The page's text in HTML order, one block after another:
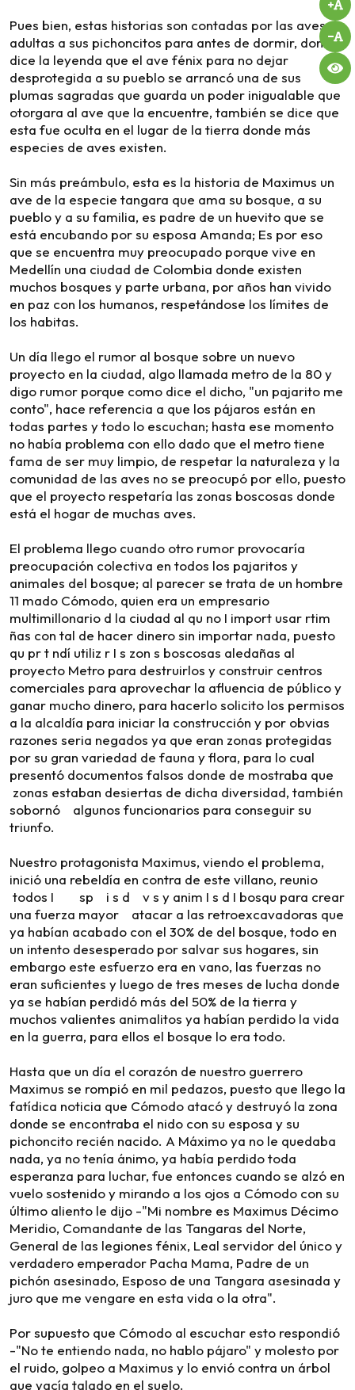
Pues bien, estas historias son contadas por las aves
adultas a sus pichoncitos para antes de dormir, donde
dice la leyenda que el ave fénix para no dejar
desprotegida a su pueblo se arrancó una de sus
plumas sagradas que guarda un poder inigualable que
otorgara al ave que la encuentre, también se dice que
esta fue oculta en el lugar de la tierra donde más
especies de aves existen.
Sin más preámbulo, esta es la historia de Maximus un
ave de la especie tangara que ama su bosque, a su
pueblo y a su familia, es padre de un huevito que se
está encubando por su esposa Amanda; Es por eso
que se encuentra muy preocupado porque vive en
Medellín una ciudad de Colombia donde existen
muchos bosques y parte urbana, por años han vivido
en paz con los humanos, respetándose los límites de
los habitas.
Un día llego el rumor al bosque sobre un nuevo
proyecto en la ciudad, algo llamada metro de la 80 y
digo rumor porque como dice el dicho, "un pajarito me
conto", hace referencia a que los pájaros están en
todas partes y todo lo escuchan; hasta ese momento
no había problema con ello dado que el metro tiene
fama de ser muy limpio, de respetar la naturaleza y la
comunidad de las aves no se preocupó por ello, puesto
que el proyecto respetaría las zonas boscosas donde
está el hogar de muchas aves.
El problema llego cuando otro rumor provocaría
preocupación colectiva en todos los pajaritos y
animales del bosque; al parecer se trata de un hombre
11 mado Cómodo, quien era un empresario
multimillonario d la ciudad al qu no I import usar rtim
ñas con tal de hacer dinero sin importar nada, puesto
qu pr t ndí utiliz r I s zon s boscosas aledañas al
proyecto Metro para destruirlos y construir centros
comerciales para aprovechar la afluencia de público y
ganar mucho dinero, para hacerlo solicito los permisos
a la alcaldía para iniciar la construcción y por obvias
razones seria negados ya que eran zonas protegidas
por su gran variedad de fauna y flora, para lo cual
presentó documentos falsos donde de mostraba que
zonas estaban desiertas de dicha diversidad, también
sobornó algunos funcionarios para conseguir su
triunfo.
Nuestro protagonista Maximus, viendo el problema,
inició una rebeldía en contra de este villano, reunio
todos I sp i s d v s y anim I s d I bosqu para crear
una fuerza mayor atacar a las retroexcavadoras que
ya habían acabado con el 30% de del bosque, todo en
un intento desesperado por salvar sus hogares, sin
embargo este esfuerzo era en vano, las fuerzas no
eran suficientes y luego de tres meses de lucha donde
ya se habían perdidó más del 50% de la tierra y
muchos valientes animalitos ya habían perdido la vida
en la guerra, para ellos el bosque lo era todo.
Hasta que un día el corazón de nuestro guerrero
Maximus se rompió en mil pedazos, puesto que llego la
fatídica noticia que Cómodo atacó y destruyó la zona
donde se encontraba el nido con su esposa y su
pichoncito recién nacido. A Máximo ya no le quedaba
nada, ya no tenía ánimo, ya había perdido toda
esperanza para luchar, fue entonces cuando se alzó en
vuelo sostenido y mirando a los ojos a Cómodo con su
último aliento le dijo -"Mi nombre es Maximus Décimo
Meridio, Comandante de las Tangaras del Norte,
General de las legiones fénix, Leal servidor del único y
verdadero emperador Pacha Mama, Padre de un
pichón asesinado, Esposo de una Tangara asesinada y
juro que me vengare en esta vida o la otra".
Por supuesto que Cómodo al escuchar esto respondió
-"No te entiendo nada, no hablo pájaro" y molesto por
el ruido, golpeo a Maximus y lo envió contra un árbol
que yacía talado en el suelo.